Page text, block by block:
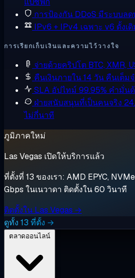
การป้องกัน DDoS มีระบบล
IPv6 + IPv4 เฉพาะ v6 ดั้งเ
การเรียกเก็บเงินและความไว้วางใจ
จ่ายด้วยคริปโต BTC, XMR,
คืนเงินภายใน 14 วัน คืนเต็ม
SLA อัปไทม์ 99.95% คำมั่น
ฝ่ายสนับสนุนที่เป็นคนจริง
ไม่กี่นาที
ภูมิภาคใหม่
Las Vegas เปิดให้บริการแล้ว
ที่ตั้งที่ 13 ของเรา: AMD EPYC,
Gbps ในเนวาดา ติดตั้งใน 60 วินาที
ติดตั้งใน Las Vegas →
ดูทั้ง 13 ที่ตั้ง →